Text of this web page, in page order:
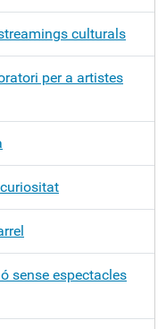
culturals
per a artistes
sense espectacles